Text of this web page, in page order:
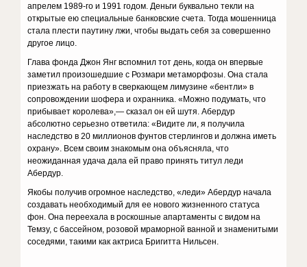
апрелем 1989-го и 1991 годом. Деньги буквально текли на
открытые ею специальные банковские счета. Тогда мошенница
стала плести паутину лжи, что­бы выдать себя за совершенно
другое лицо.
Глава фонда Джон Янг вспомнил тот день, когда он впервые
заметил произо­шедшие с Розмари метаморфозы. Она ста­ла
приезжать на работу в сверкающем ли­музине «бентли» в
сопровождении шофера и охранника. «Можно подумать, что
при­бывает королева»,— сказал он ей шутя. Абердур
абсолютно серьезно ответила: «Видите ли, я получила
наследство в 20 мил­лионов фунтов стерлингов и должна иметь
охрану». Всем своим знакомым она объяс­няла, что
неожиданная удача дала ей право принять титул леди
Абердур.
Якобы получив огромное наследство, «леди» Абердур начала
создавать необхо­димый для ее нового жизненного статуса
фон. Она переехала в роскошные апарта­менты с видом на
Темзу, с бассейном, ро­зовой мраморной ванной и знаменитыми
соседями, такими как актриса Бригитта Нильсен.